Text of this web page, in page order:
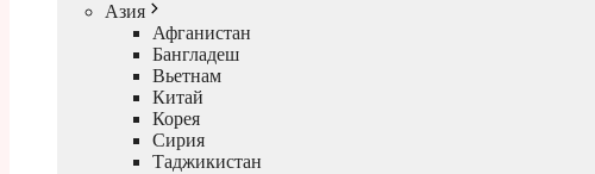
Азия
Афганистан
Бангладеш
Вьетнам
Китай
Корея
Сирия
Таджикистан